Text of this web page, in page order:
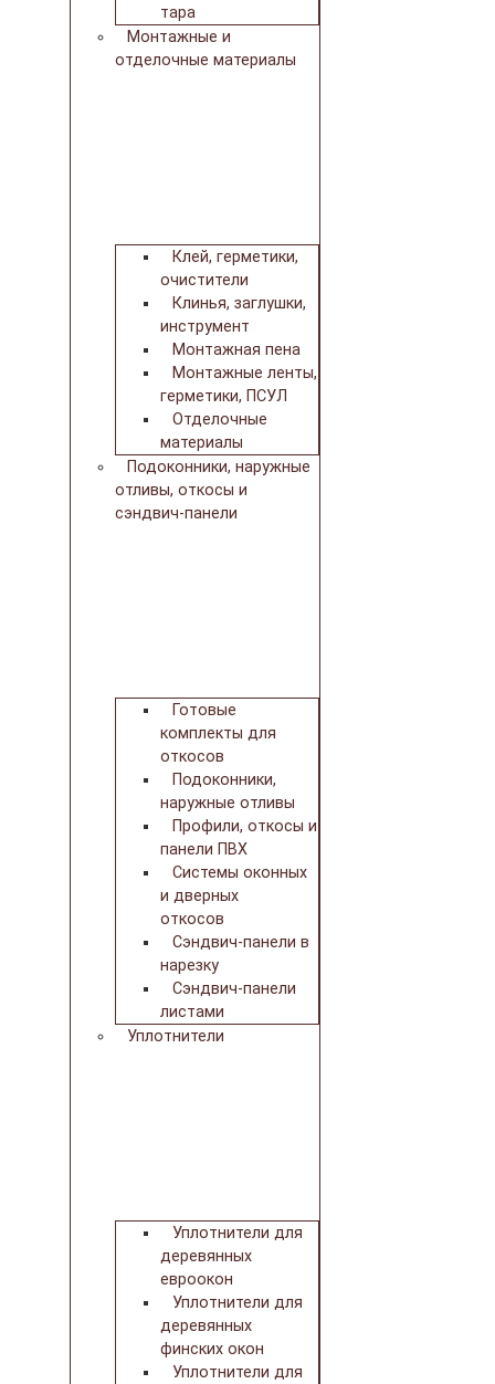
тара
Монтажные и
отделочные материалы
Клей, герметики,
очистители
Клинья, заглушки,
инструмент
Монтажная пена
Монтажные ленты,
герметики, ПСУЛ
Отделочные
материалы
Подоконники, наружные
отливы, откосы и
сэндвич-панели
Готовые
комплекты для
откосов
Подоконники,
наружные отливы
Профили, откосы и
панели ПВХ
Системы оконных
и дверных
откосов
Сэндвич-панели в
нарезку
Сэндвич-панели
листами
Уплотнители
Уплотнители для
деревянных
евроокон
Уплотнители для
деревянных
финских окон
Уплотнители для